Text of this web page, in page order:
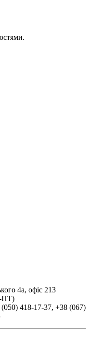
4а, офіс 213
ПТ)
418-17-37, +38 (067)